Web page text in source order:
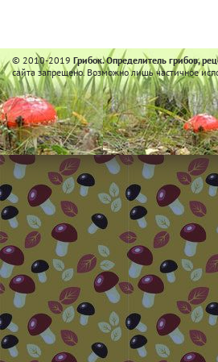
© 2010-2019Грибок. Определитель грибов,
сайта запрещено. Возможно лишь частичное